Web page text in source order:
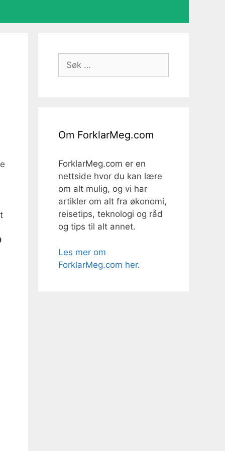
Søk
etter:
Om ForklarMeg.com
ForklarMeg.com er en
nettside hvor du kan lære
om alt mulig, og vi har
artikler om alt fra økonomi,
reisetips, teknologi og råd
og tips til alt annet.
Les mer om
ForklarMeg.com her.